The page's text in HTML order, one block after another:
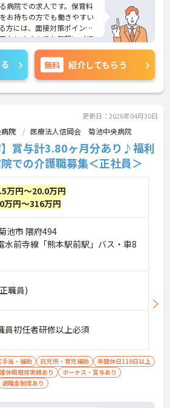
病院での求人です。保育料
お持ちの方でも働きやすい
方には、面接対策ポイント
内しますのでお気軽にご相
無料 紹介してもらう
更新日：2026年04月30日
院 医療法人信岡会 菊池中央病院
】賞与計3.80ヶ月分あり♪福利
での介護職募集＜正社員＞
万円～20.0万円
万円～316万円
池市 隈府494
水前寺線「熊本駅前駅」バス・車8
職員)
初任者研修以上必須
手当・補助 託児所・育児補助
年間休日110日以上
休暇取得実績あり
ボーナス・賞与あり
退職金制度あり